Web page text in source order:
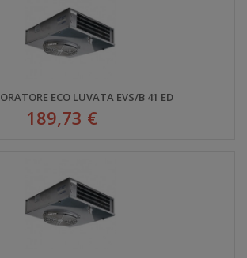
ECO LUVATA EVS/B 41 ED
189,73 €